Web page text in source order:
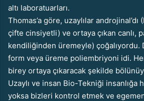
altı laboratuarları.
Thomas’a göre, uzaylılar
çifte cinsiyetli) ve ortaya çıkan canlı,
kendiliğinden üremeyle) çoğalıyordu.
form veya üreme poliembriyoni idi.
birey ortaya çıkaracak şekilde
Uzaylı ve insan Bio-Tekniği insanlığa
yoksa bizleri kontrol etmek ve